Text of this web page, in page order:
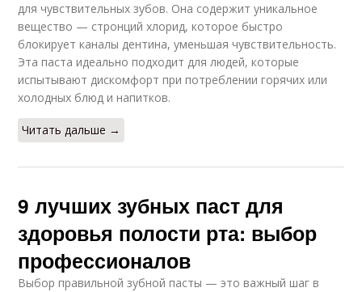
для чувствительных зубов. Она содержит уникальное
вещество — стронций хлорид, которое быстро
блокирует каналы дентина, уменьшая чувствительность.
Эта паста идеально подходит для людей, которые
испытывают дискомфорт при потреблении горячих или
холодных блюд и напитков.
Читать дальше →
9 лучших зубных паст для
здоровья полости рта: выбор
профессионалов
Выбор правильной зубной пасты — это важный шаг в